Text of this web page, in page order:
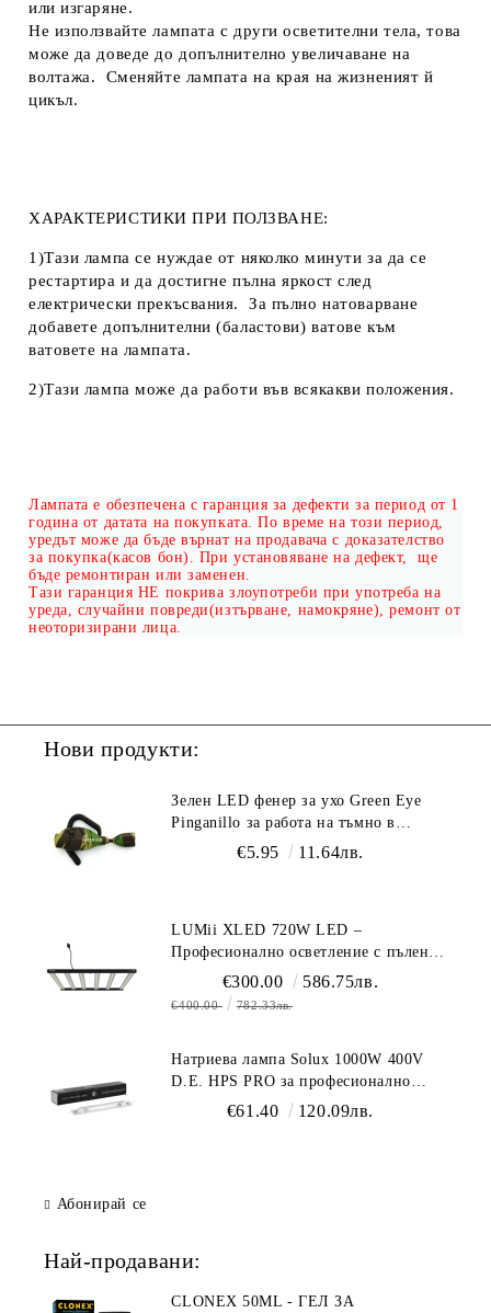
или изгаряне.
Не използвайте лампата с други осветителни тела, това
може да доведе до допълнително увеличаване на
волтажа. Сменяйте лампата на края на жизненият й
цикъл.
ХАРАКТЕРИСТИКИ ПРИ ПОЛЗВАНЕ:
1)Тази лампа се нуждае от няколко минути за да се
рестартира и да достигне пълна яркост след
електрически прекъсвания. За пълно натоварване
добавете допълнителни (баластови) ватове към
ватовете на лампата.
2)Тази лампа може да работи във всякакви положения.
Лампата е обезпечена с гаранция за дефекти за период от 1
година от датата на покупката. По време на този период,
уредът може да бъде върнат на продавача с доказателство
за покупка(касов бон). При установяване на дефект, ще
бъде ремонтиран или заменен.
Тази гаранция НЕ покрива злоупотреби при употреба на
уреда, случайни повреди(изтърване, намокряне), ремонт от
неоторизирани лица.
Нови продукти:
Зелен LED фенер за ухо Green Eye
Pinganillo за работа на тъмно в
€5.95 11.64лв.
LUMii XLED 720W LED –
Професионално осветление с пълен
спектър (1700 µmol/s)
€300.00 586.75лв.
€400.00 782.33лв.
Натриева лампа Solux 1000W 400V
D.E. HPS PRO за професионално
осветление€61.40 120.09лв.
Абонирай се
Най-продавани:
CLONEX 50ML - ГЕЛ ЗА